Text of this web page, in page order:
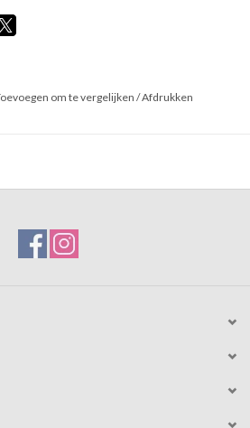
om te vergelijken /Afdrukken